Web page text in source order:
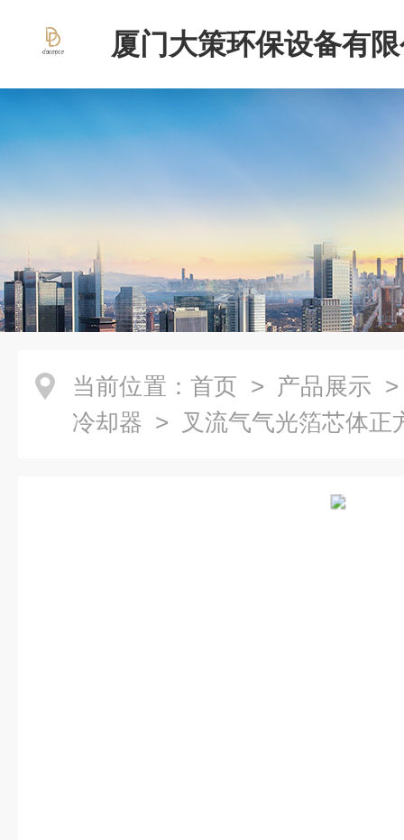
厦门大策环保设备有
当前位置： 首页 > 产品展示
冷却器 > 叉流气气光箔芯体正